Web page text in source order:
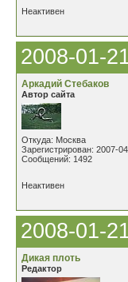
Неактивен
2008-01-
Аркадий Стебаков
Автор сайта
Откуда: Москва
Зарегистрирован: 2007-
Сообщений: 1492
Неактивен
2008-01-
Дикая плоть
Редактор